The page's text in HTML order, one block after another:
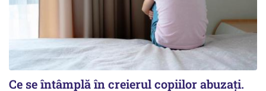
Ce se întâmplă în creierul copiilor abuzați.